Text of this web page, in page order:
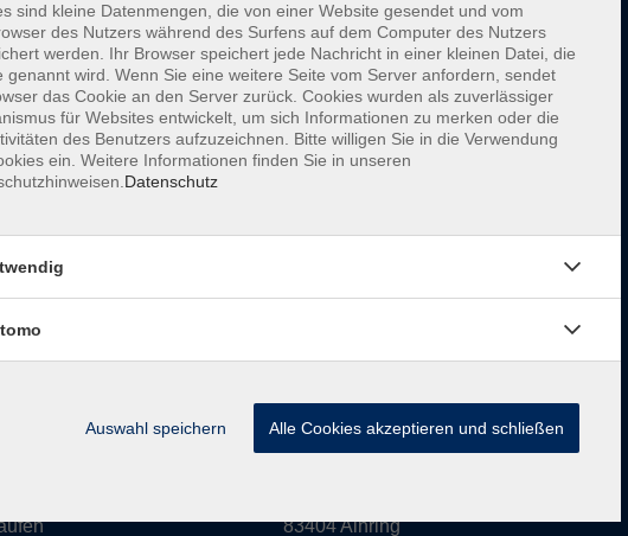
& Leben
Inhalte
Aktuelles
Mediathek
Über uns
in Laufen: vor Ort in Ainring:
83404 Ainring
sind kleine Datenmengen, die von einer Website gesendet und vom
des Nutzers während des Surfens auf dem Computer des Nutzers
werden. Ihr Browser speichert jede Nachricht in einer kleinen Datei, die
genannt wird. Wenn Sie eine weitere Seite vom Server anfordern, sendet
das Cookie an den Server zurück. Cookies wurden als zuverlässiger
für Websites entwickelt, um sich Informationen zu merken oder die
des Benutzers aufzuzeichnen. Bitte willigen Sie in die Verwendung
ein. Weitere Informationen finden Sie in unseren
Datenschutz
Auswahl speichern Alle Cookies akzeptieren und schließen